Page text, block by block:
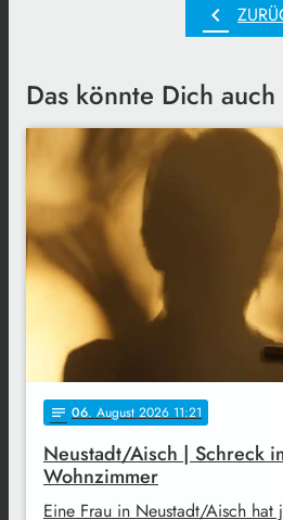
chevron_left
Das könnte Dich
notes 06. August 2026 11:21
Neustadt/Aisch | Schreck
Wohnzimmer
Eine Frau in Neustadt/Aisch hat